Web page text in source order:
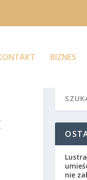
BIZNES
nie